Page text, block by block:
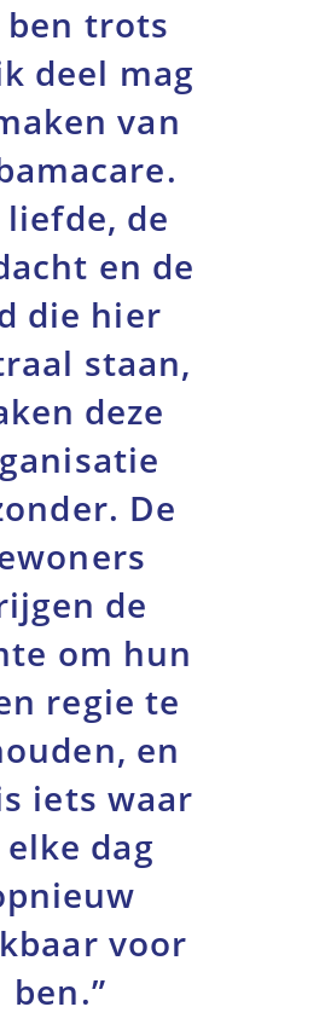
ben trots
deel mag
van
liefde, de
en de
die hier
staan,
deze
De
de
om hun
regie te
en
iets waar
dag
voor
ben.”